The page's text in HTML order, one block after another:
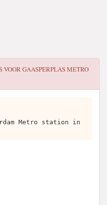
VOORGAASPERPLAS METRO
Metro station in